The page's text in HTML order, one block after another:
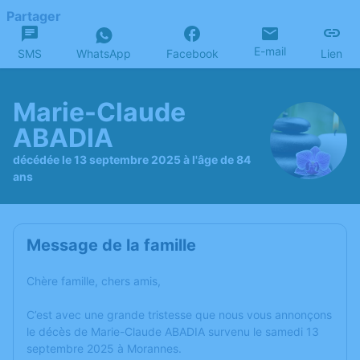
Partager
SMS WhatsApp Facebook E-mail Lien
Marie-Claude
ABADIA
décédée le 13 septembre 2025 à l'âge de 84
ans
Message de la famille
Chère famille, chers amis,
C’est avec une grande tristesse que nous vous annonçons
le décès de Marie-Claude ABADIA survenu le samedi 13
septembre 2025 à Morannes.